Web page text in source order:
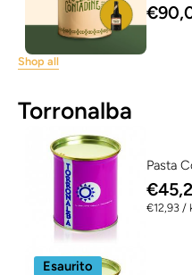
Shop all
Torronalba
Pasta
€12,93 /
Esaurito